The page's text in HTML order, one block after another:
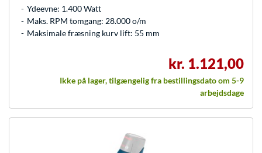
Ydeevne: 1.400 Watt
Maks. RPM tomgang: 28.000 o/m
Maksimale fræsning kurv lift: 55 mm
kr. 1.121,00
Ikke på lager, tilgængelig fra bestillingsdato om 5-9
arbejdsdage